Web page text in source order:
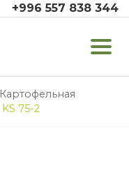
+996 557 838 344
Картофельная
KS 75-2